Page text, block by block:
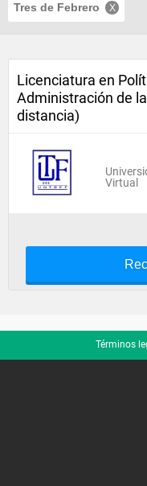
Tres de Febrero
Licenciatura en
Administración de
distancia)
Virtual
Términos